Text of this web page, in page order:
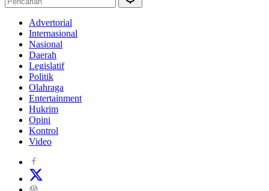
Advertorial
Internasional
Nasional
Daerah
Legislatif
Politik
Olahraga
Entertainment
Hukrim
Opini
Kontrol
Video